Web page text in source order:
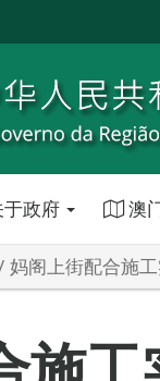
于政府 澳
妈阁上街配合施